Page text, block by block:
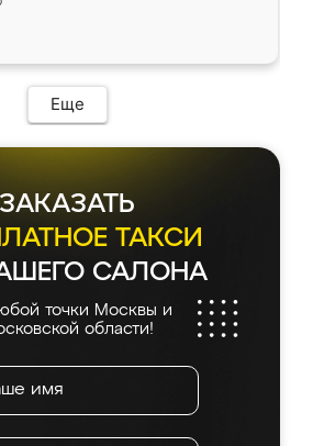
нет.
Еще
ЗАКАЗАТЬ
ТАКСИ
САЛОНА
точки Москвы и
области!